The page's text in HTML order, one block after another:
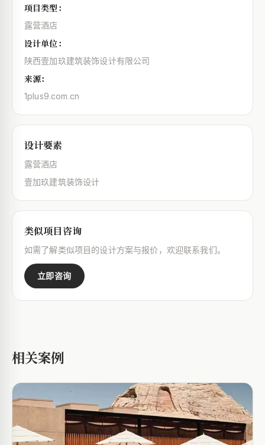
项目类型：
露营酒店
设计单位：
陕西壹加玖建筑装饰设计有限公司
来源：
1plus9.com.cn
设计要素
露营酒店
壹加玖建筑装饰设计
类似项目咨询
如需了解类似项目的设计方案与报价，欢迎联系我们。
立即咨询
相关案例